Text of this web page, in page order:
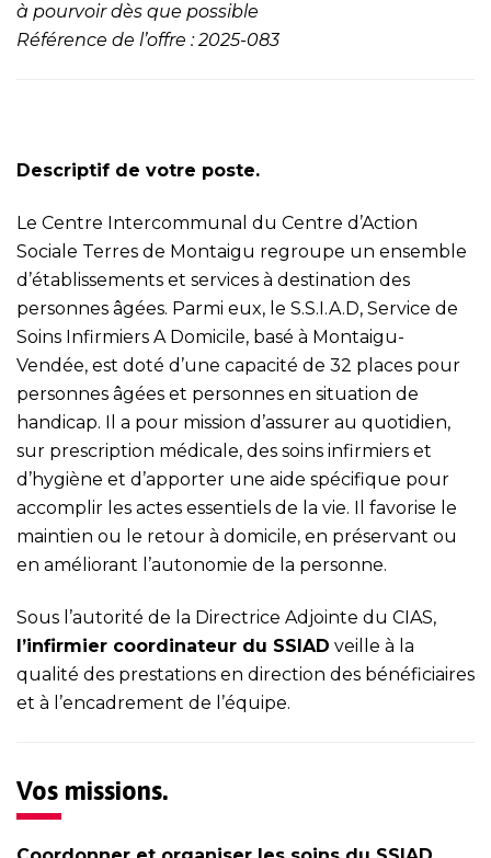
à pourvoir dès que possible
Référence de l’offre : 2025-083
Descriptif de votre poste.
Le Centre Intercommunal du Centre d’Action
Sociale Terres de Montaigu regroupe un ensemble
d’établissements et services à destination des
personnes âgées. Parmi eux, le S.S.I.A.D, Service de
Soins Infirmiers A Domicile, basé à Montaigu-
Vendée, est doté d’une capacité de 32 places pour
personnes âgées et personnes en situation de
handicap. Il a pour mission d’assurer au quotidien,
sur prescription médicale, des soins infirmiers et
d’hygiène et d’apporter une aide spécifique pour
accomplir les actes essentiels de la vie. Il favorise le
maintien ou le retour à domicile, en préservant ou
en améliorant l’autonomie de la personne.
Sous l’autorité de la Directrice Adjointe du CIAS,
l’infirmier coordinateur du SSIAD veille à la
qualité des prestations en direction des bénéficiaires
et à l’encadrement de l’équipe.
Vos missions.